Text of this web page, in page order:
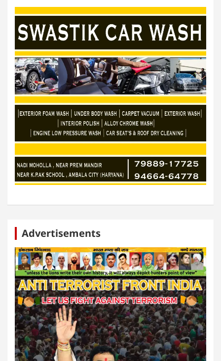
Advertisements